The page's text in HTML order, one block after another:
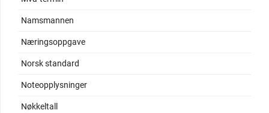
Namsmannen
Næringsoppgave
Norsk standard
Noteopplysninger
Nøkkeltall